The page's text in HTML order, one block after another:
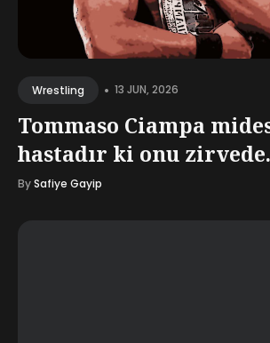
Wrestling • 13 JUN, 2026
Tommaso Ciampa
hastadır ki onu
BySafiye Gayip